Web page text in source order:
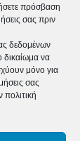
πρόσβαση
σας πριν
δεδομένων
δικαίωμα να
μόνο για
σας
πολιτική
οκτώ ώρες,
το όριο
ότι η